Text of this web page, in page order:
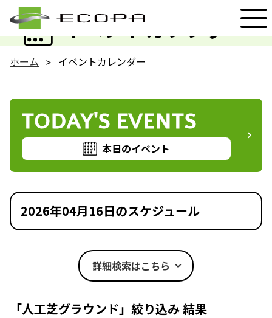
イベントカレンダー
EVENT
ホーム イベントカレンダー
TODAY'S EVENTS
本日のイベント
2026年04月16日のスケジュール
詳細検索はこちら
「人工芝グラウンド」絞り込み 結果